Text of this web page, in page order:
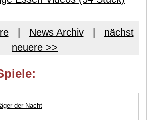
| News Archiv| nächst
neuere >>
der Nacht